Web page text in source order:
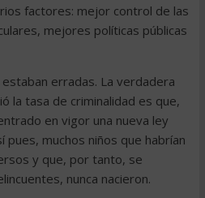
factores: mejor control de las
mejores políticas públicas
erradas. La verdadera
la tasa de criminalidad es que,
en vigor una nueva ley
muchos niños que habrían
y que, por tanto, se
nunca nacieron.